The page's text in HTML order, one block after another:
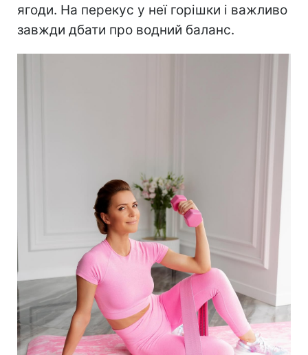
ягоди. На перекус у неї горішки і важливо
завжди дбати про водний баланс.